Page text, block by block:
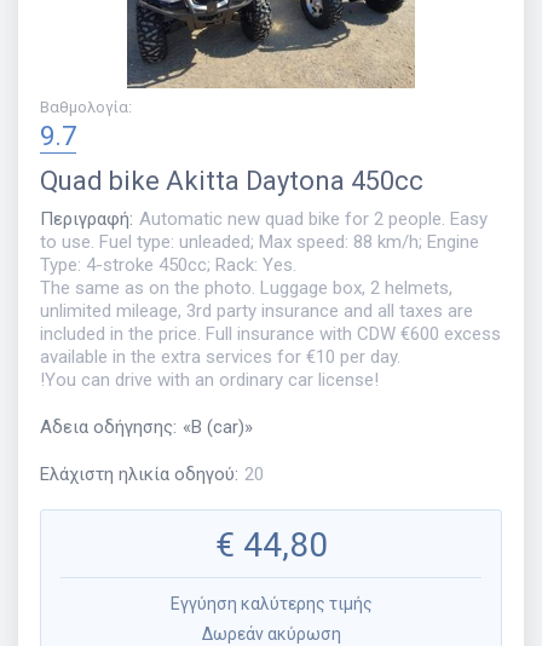
Βαθμολογία:
9.7
Quad bike Akitta Daytona 450cc
Περιγραφή: Automatic new quad bike for 2 people. Easy
to use. Fuel type: unleaded; Max speed: 88 km/h; Engine
Type: 4-stroke 450cc; Rack: Yes.
The same as on the photo. Luggage box, 2 helmets,
unlimited mileage, 3rd party insurance and all taxes are
included in the price. Full insurance with CDW €600 excess
available in the extra services for €10 per day.
!You can drive with an ordinary car license!
Αδεια οδήγησης: «B (car)»
Ελάχιστη ηλικία οδηγού: 20
€ 44,80
Εγγύηση καλύτερης τιμής
Δωρεάν ακύρωση